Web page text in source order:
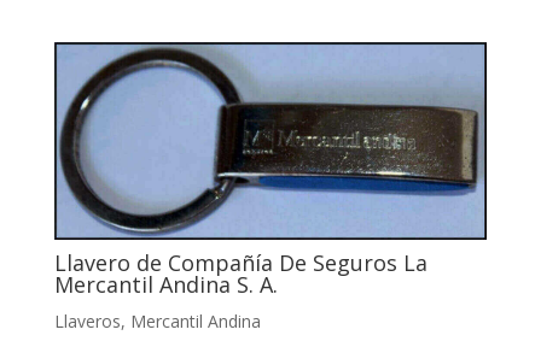
Llavero de Compañía De Seguros La
Mercantil Andina S. A.
Llaveros, Mercantil Andina